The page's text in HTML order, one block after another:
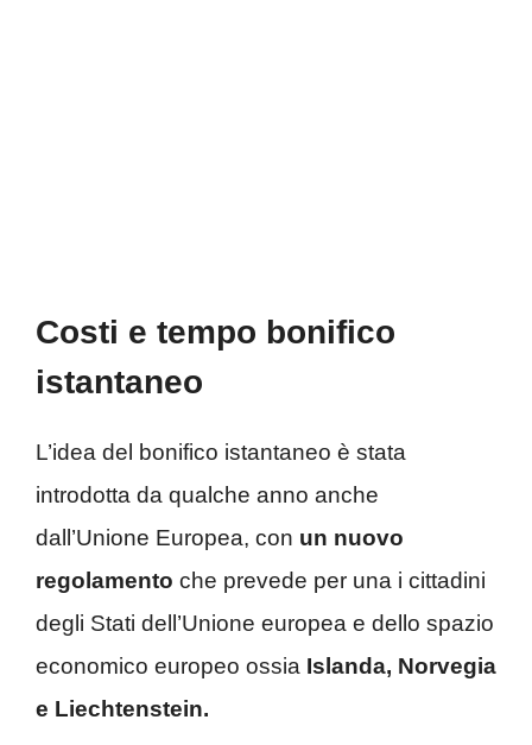
Costi e tempo bonifico
istantaneo
L’idea del bonifico istantaneo è stata
introdotta da qualche anno anche
dall’Unione Europea, con un nuovo
regolamento che prevede per una i cittadini
degli Stati dell’Unione europea e dello spazio
economico europeo ossia Islanda, Norvegia
e Liechtenstein.